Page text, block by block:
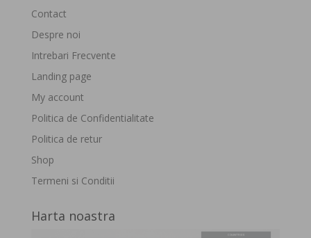
Contact
Despre noi
Intrebari Frecvente
Landing page
My account
Politica de Confidentialitate
Politica de retur
Shop
Termeni si Conditii
Harta noastra